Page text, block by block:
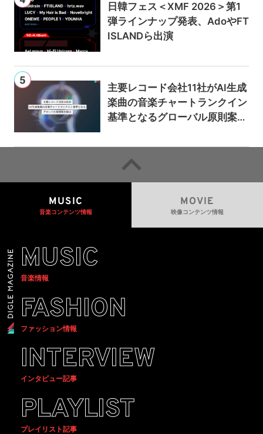
日韓フェス＜XMF 2026＞第1
弾ラインナップ発表、AdoやFT
ISLANDら出演
主要レコード会社11社がAI生成
楽曲の音楽チャートランクイン
基準となるグローバル原則案を
るための統一的な枠組みを提案
MUSIC
音楽コンテンツ情報
MOVIE
映像コンテンツ情報
MUSIC
音楽情報
FASHION
ファッション情報
INTERVIEW
インタビュー記事
PLAYLIST
プレイリスト記事